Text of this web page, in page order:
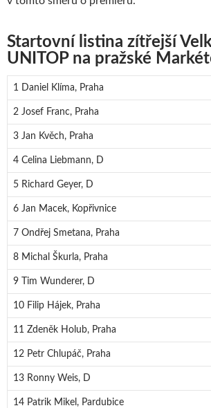
Startovní listina zítřejší
UNITOP na pražské
1 Daniel Klíma, Praha
2 Josef Franc, Praha
3 Jan Kvěch, Praha
4 Celina Liebmann, D
5 Richard Geyer, D
6 Jan Macek, Kopřivnice
7 Ondřej Smetana, Praha
8 Michal Škurla, Praha
9 Tim Wunderer, D
10 Filip Hájek, Praha
11 Zdeněk Holub, Praha
12 Petr Chlupáč, Praha
13 Ronny Weis, D
14 Patrik Mikel, Pardubice